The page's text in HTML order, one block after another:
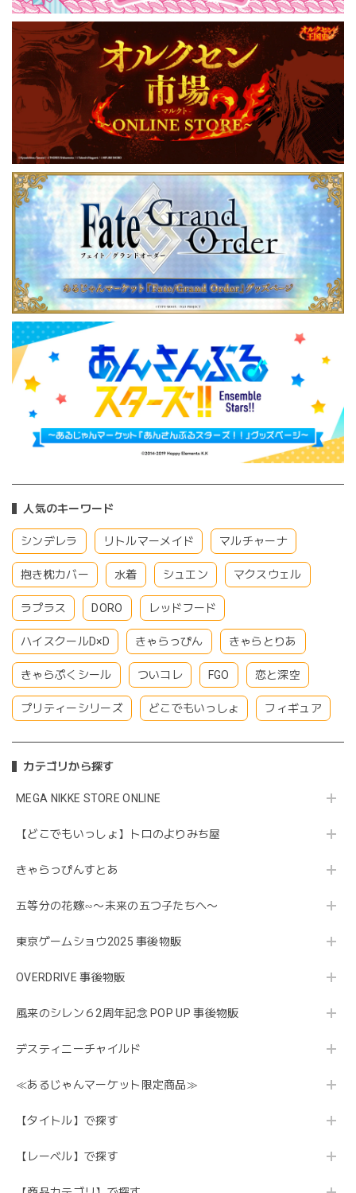
人気のキーワード
シンデレラ リトルマーメイド マルチャーナ
抱き枕カバー 水着 シュエン マクスウェル
ラプラス DORO レッドフード
ハイスクールD×D きゃらっぴん きゃらとりあ
きゃらぷくシール ついコレ FGO 恋と深空
プリティーシリーズ どこでもいっしょ フィギュア
カテゴリから探す
MEGA NIKKE STORE ONLINE
【どこでもいっしょ】トロのよりみち屋
きゃらっぴんすとあ
五等分の花嫁∽〜未来の五つ子たちへ〜
東京ゲームショウ2025 事後物販
OVERDRIVE 事後物販
風来のシレン６2周年記念 POP UP 事後物販
デスティニーチャイルド
≪あるじゃんマーケット限定商品≫
【タイトル】で探す
【レーベル】で探す